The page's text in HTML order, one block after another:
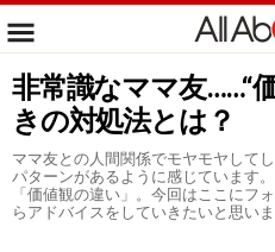
非常識なママ友……“
きの対処法とは？
ママ友との人間関係でモヤモヤして
パターンがあるように感じています
「価値観の違い」。今回はここにフ
らアドバイスをしていきたいと思いま